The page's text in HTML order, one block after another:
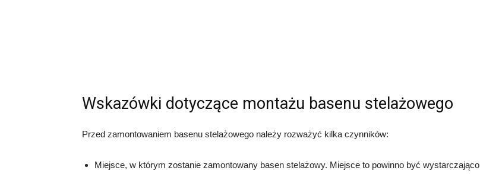
Wskazówki dotyczące montażu basenu stelażowego
Przed zamontowaniem basenu stelażowego należy rozważyć kilka czynników:
Miejsce, w którym zostanie zamontowany basen stelażowy. Miejsce to powinno być wystarczająco